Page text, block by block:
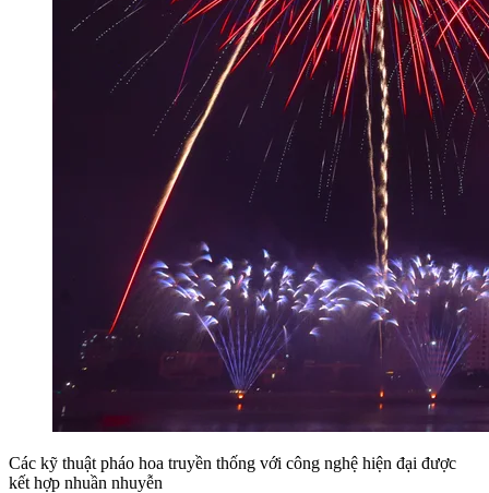
Các kỹ thuật pháo hoa truyền thống với công nghệ hiện đại được
kết hợp nhuần nhuyễn